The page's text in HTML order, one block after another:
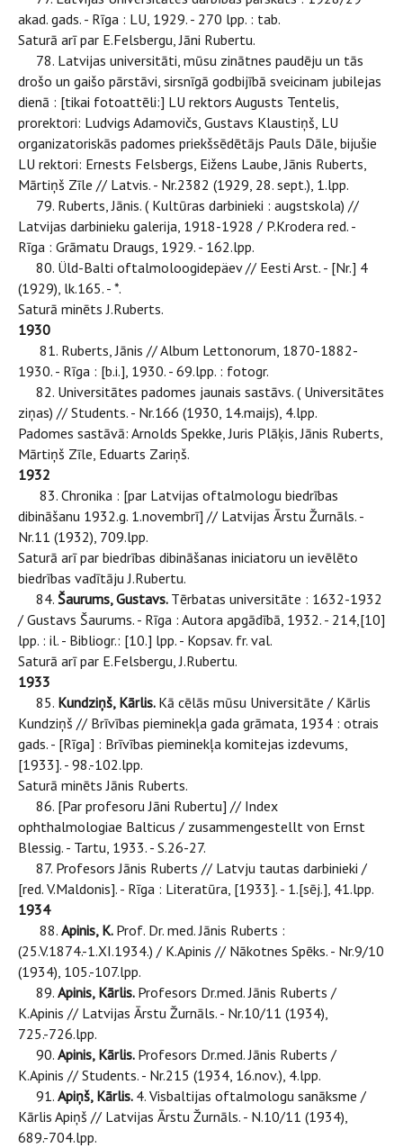
akad. gads. - Rīga : LU, 1929. - 270 lpp. : tab.
Saturā arī par E.Felsbergu, Jāni Rubertu.
78. Latvijas universitāti, mūsu zinātnes paudēju un tās
drošo un gaišo pārstāvi, sirsnīgā godbijībā sveicinam jubilejas
dienā : [tikai fotoattēli:] LU rektors Augusts Tentelis,
prorektori: Ludvigs Adamovičs, Gustavs Klaustiņš, LU
organizatoriskās padomes priekšsēdētājs Pauls Dāle, bijušie
LU rektori: Ernests Felsbergs, Eižens Laube, Jānis Ruberts,
Mārtiņš Zīle // Latvis. - Nr.2382 (1929, 28. sept.), 1.lpp.
79. Ruberts, Jānis. ( Kultūras darbinieki : augstskola) //
Latvijas darbinieku galerija, 1918-1928 / P.Krodera red. -
Rīga : Grāmatu Draugs, 1929. - 162.lpp.
80. Üld-Balti oftalmoloogidepäev // Eesti Arst. - [Nr.] 4
(1929), lk.165. - *.
Saturā minēts J.Ruberts.
1930
81. Ruberts, Jānis // Album Lettonorum, 1870-1882-
1930. - Rīga : [b.i.], 1930. - 69.lpp. : fotogr.
82. Universitātes padomes jaunais sastāvs. ( Universitātes
ziņas) // Students. - Nr.166 (1930, 14.maijs), 4.lpp.
Padomes sastāvā: Arnolds Spekke, Juris Plāķis, Jānis Ruberts,
Mārtiņš Zīle, Eduarts Zariņš.
1932
83. Chronika : [par Latvijas oftalmologu biedrības
dibināšanu 1932.g. 1.novembrī] // Latvijas Ārstu Žurnāls. -
Nr.11 (1932), 709.lpp.
Saturā arī par biedrības dibināšanas iniciatoru un ievēlēto
biedrības vadītāju J.Rubertu.
84. Šaurums, Gustavs. Tērbatas universitāte : 1632-1932
/ Gustavs Šaurums. - Rīga : Autora apgādībā, 1932. - 214,[10]
lpp. : il. - Bibliogr.: [10.] lpp. - Kopsav. fr. val.
Saturā arī par E.Felsbergu, J.Rubertu.
1933
85. Kundziņš, Kārlis. Kā cēlās mūsu Universitāte / Kārlis
Kundziņš // Brīvības pieminekļa gada grāmata, 1934 : otrais
gads. - [Rīga] : Brīvības pieminekļa komitejas izdevums,
[1933]. - 98.-102.lpp.
Saturā minēts Jānis Ruberts.
86. [Par profesoru Jāni Rubertu] // Index
ophthalmologiae Balticus / zusammengestellt von Ernst
Blessig. - Tartu, 1933. - S.26-27.
87. Profesors Jānis Ruberts // Latvju tautas darbinieki /
[red. V.Maldonis]. - Rīga : Literatūra, [1933]. - 1.[sēj.], 41.lpp.
1934
88. Apinis, K. Prof. Dr. med. Jānis Ruberts :
(25.V.1874.-1.XI.1934.) / K.Apinis // Nākotnes Spēks. - Nr.9/10
(1934), 105.-107.lpp.
89. Apinis, Kārlis. Profesors Dr.med. Jānis Ruberts /
K.Apinis // Latvijas Ārstu Žurnāls. - Nr.10/11 (1934),
725.-726.lpp.
90. Apinis, Kārlis. Profesors Dr.med. Jānis Ruberts /
K.Apinis // Students. - Nr.215 (1934, 16.nov.), 4.lpp.
91. Apiņš, Kārlis. 4. Visbaltijas oftalmologu sanāksme /
Kārlis Apiņš // Latvijas Ārstu Žurnāls. - N.10/11 (1934),
689.-704.lpp.